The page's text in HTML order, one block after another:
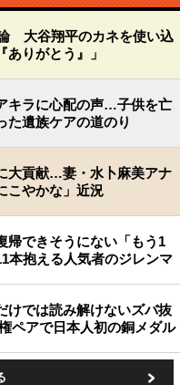
大谷翔平のカネを使い込
りがとう』」
キラに心配の声…子供を亡
た遺族ケアの道のり
大貢献…妻・水卜麻美アナ
こやかな」近況
帰できそうにない「もう1
本抱える人気者のジレンマ
では読み解けないズバ抜
ペアで日本人初の銅メダル